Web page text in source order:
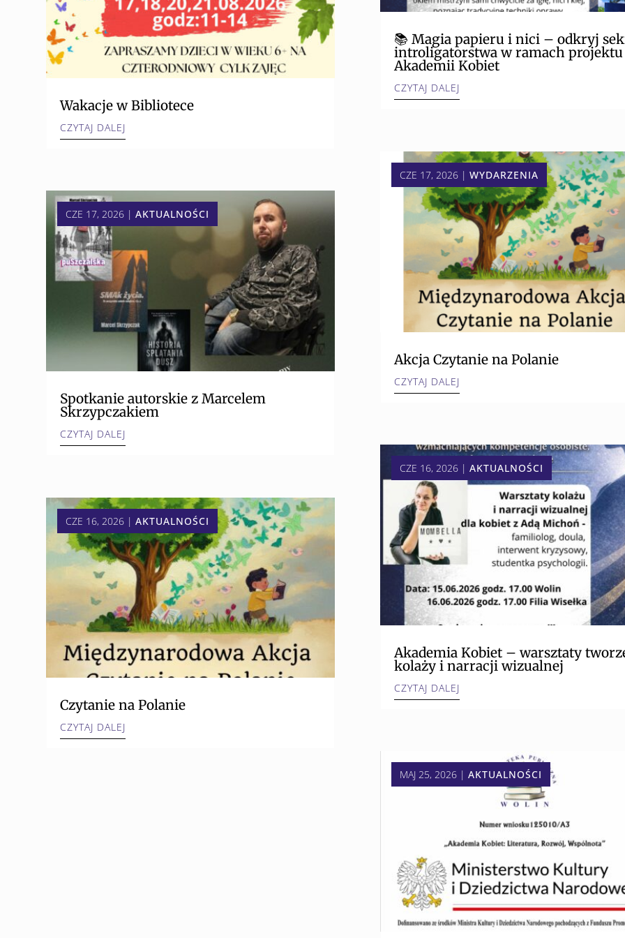
Wakacje w Bibliotece
CZYTAJ DALEJ
Spotkanie autorskie z Marcelem
Skrzypczakiem
CZE 17, 2026 |AKTUALNOŚCI
CZYTAJ DALEJ
Czytanie na Polanie
CZE 16, 2026 |AKTUALNOŚCI
CZYTAJ DALEJ
📚 Magia papieru i nici – odkryj
introligatorstwa w ramach projektu
Akademii Kobiet
CZYTAJ DALEJ
Akcja Czytanie na Polanie
CZE 17, 2026| WYDARZENIA
CZYTAJ DALEJ
Akademia Kobiet – warsztaty
kolaży i narracji wizualnej
CZE 16, 2026| AKTUALNOŚCI
CZYTAJ DALEJ
MAJ 25, 2026| AKTUALNOŚCI